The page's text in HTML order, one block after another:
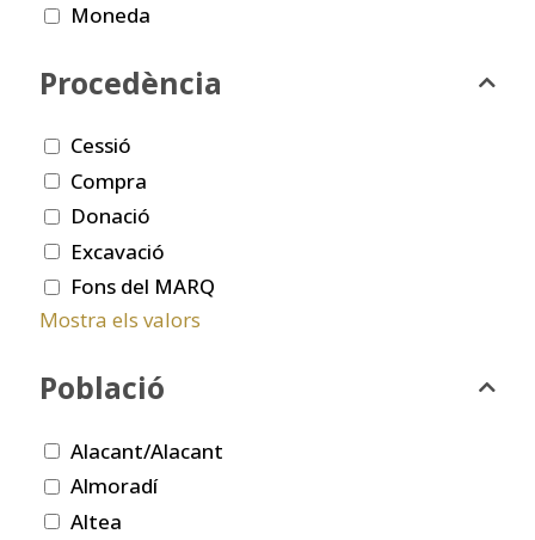
Moneda
Procedència
Cessió
Compra
Donació
Excavació
Fons del MARQ
Mostra els valors
Població
Alacant/Alacant
Almoradí
Altea